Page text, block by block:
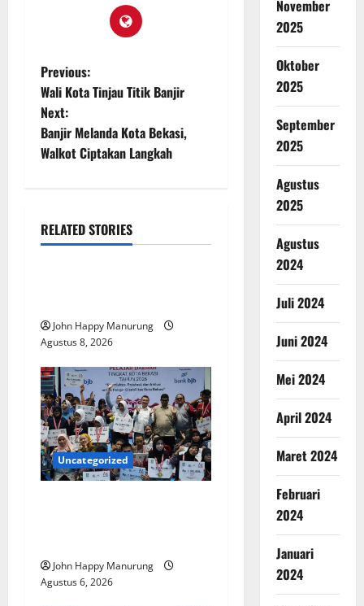
Previous:
Wali Kota Tinjau Titik Banjir
Next:
Banjir Melanda Kota Bekasi,
Walkot Ciptakan Langkah
RELATED STORIES
Nasional Uncategorized
John Happy Manurung
Agustus 8, 2026
Uncategorized
John Happy Manurung
Agustus 6, 2026
November
2025
Oktober
2025
September
2025
Agustus
2025
Agustus
2024
Juli 2024
Juni 2024
Mei 2024
April 2024
Maret 2024
Februari
2024
Januari
2024